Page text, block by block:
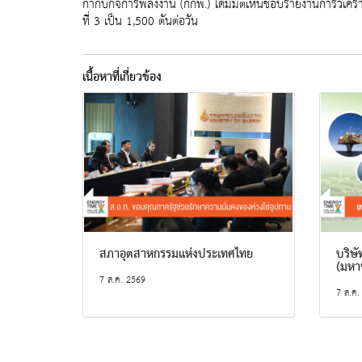
กำกับกิจการพลังงาน (กกพ.) ได้มีมติเห็นชอบรายงานการวิ
ที่ 3 เป็น 1,500 ตันต่อวัน
เนื้อหาที่เกี่ยวข้อง
สภาอุตสาหกรรมแห่งประเทศไทย
7 ส.ค. 2569
บริษั
(มห
7 ส.ค